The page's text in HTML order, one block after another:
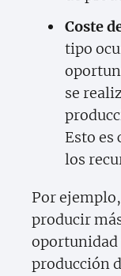
Coste
tipo
se
Esto es
los
Por
producir
oportunidad
producción